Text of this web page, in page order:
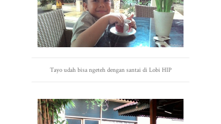
Tayo udah bisa ngeteh dengan santai di Lobi HIP